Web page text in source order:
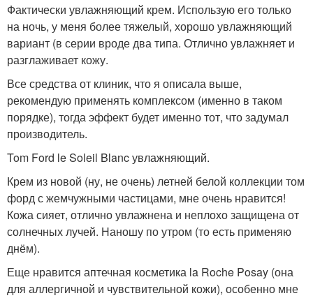
Фактически увлажняющий крем. Использую его только
на ночь, у меня более тяжелый, хорошо увлажняющий
вариант (в серии вроде два типа. Отлично увлажняет и
разглаживает кожу.
Все средства от клиник, что я описала выше,
рекомендую применять комплексом (именно в таком
порядке), тогда эффект будет именно тот, что задумал
производитель.
Tom Ford le Soleil Blanc увлажняющий.
Крем из новой (ну, не очень) летней белой коллекции том
форд с жемчужными частицами, мне очень нравится!
Кожа сияет, отлично увлажнена и неплохо защищена от
солнечных лучей. Наношу по утром (то есть применяю
днём).
Еще нравится аптечная косметика la Roche Posay (она
для аллергичной и чувствительной кожи), особенно мне